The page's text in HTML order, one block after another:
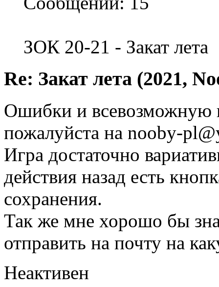
ЗОК 20-21 - Закат лета
Re: Закат лета (2021,
Ошибки и всевозможную
пожалуйста на nooby-
Игра достаточно
действия назад есть
сохранения.
Так же мне хорошо бы
отправить на почту на
Неактивен